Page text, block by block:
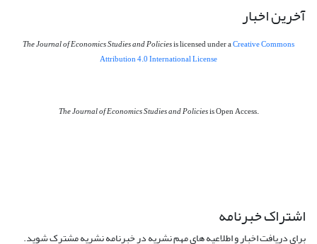
آخرین اخبار
The Journal of Economics Studies and Policiesis licensed under aCreative Commons
Attribution 4.0 International License
The Journal of Economics Studies and Policiesis Open Access.
اشتراک خبرنامه
برای دریافت اخبار و اطلاعیه های مهم نشریه در خبرنامه نشریه مشترک شوید.